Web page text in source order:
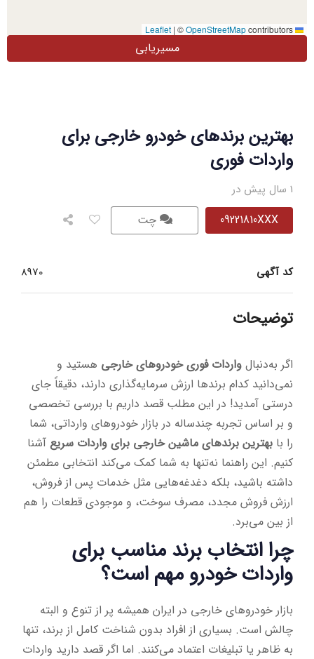
بهترین برندهای خودرو خارجی برای
واردات فوری
1 سال پیش در
09221810XXX چت
کد آگهی 8970
توضیحات
اگر به‌دنبال واردات فوری خودروهای خارجی هستید و
نمی‌دانید کدام برندها ارزش سرمایه‌گذاری دارند، دقیقاً جای
درستی آمدید! در این مطلب قصد داریم با بررسی تخصصی
و بر اساس تجربه چندساله در بازار خودروهای وارداتی، شما
را با بهترین برندهای ماشین خارجی برای واردات سریع آشنا
کنیم. این راهنما نه‌تنها به شما کمک می‌کند انتخابی مطمئن
داشته باشید، بلکه دغدغه‌هایی مثل خدمات پس از فروش،
ارزش فروش مجدد، مصرف سوخت، و موجودی قطعات را هم
از بین می‌برد.
چرا انتخاب برند مناسب برای
واردات خودرو مهم است؟
بازار خودروهای خارجی در ایران همیشه پر از تنوع و البته
چالش است. بسیاری از افراد بدون شناخت کامل از برند، تنها
به ظاهر یا تبلیغات اعتماد می‌کنند. اما اگر قصد دارید واردات
| ©OpenStreetMapcontributors
مسیریابی